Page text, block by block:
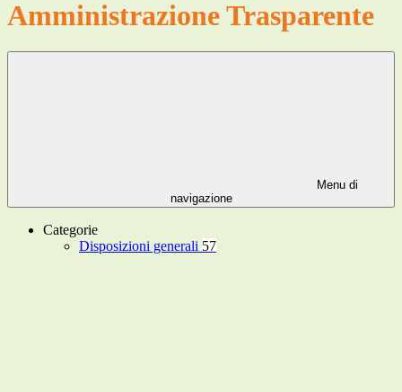
Amministrazione Trasparente
Menu di
navigazione
Categorie
Disposizioni generali 57